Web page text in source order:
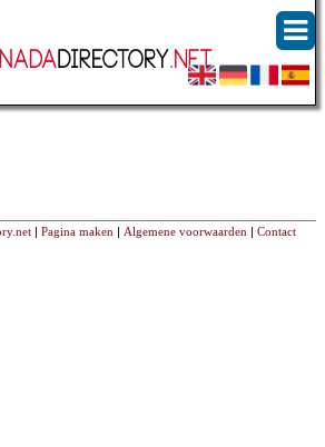
| Pagina maken | Algemene voorwaarden | Contact